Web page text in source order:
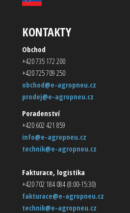
KONTAKTY
Obchod
+420 735 172 200
+420 725 709 250
obchod@e-agropneu.cz
prodej@e-agropneu.cz
Poradenství
+420 602 421 859
info@e-agropneu.cz
technik@e-agropneu.cz
Fakturace, logistika
+420 702 184 084 (8:00-15:30)
fakturace@e-agropneu.cz
technik@e-agropneu.cz